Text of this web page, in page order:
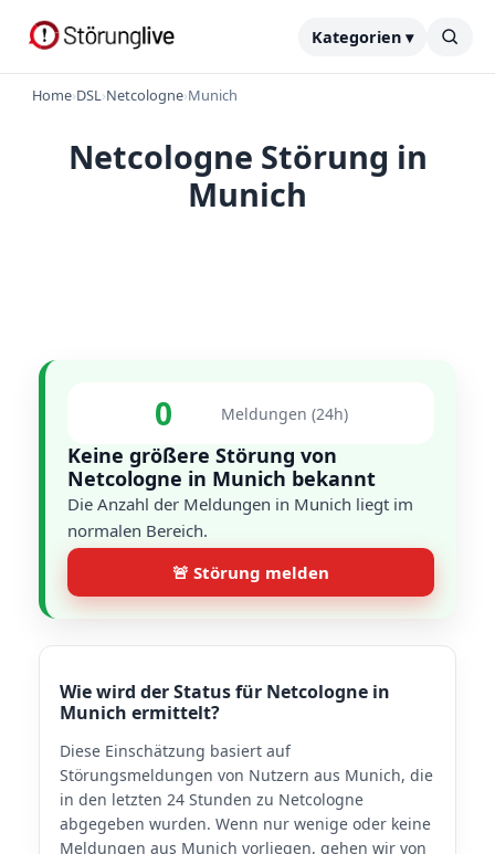
Kategorien ▾
Home›DSL›Netcologne›Munich
Netcologne Störung in
Munich
0 Meldungen (24h)
Keine größere Störung von
Netcologne in Munich bekannt
Die Anzahl der Meldungen in Munich liegt im
normalen Bereich.
🚨 Störung melden
Wie wird der Status für Netcologne in
Munich ermittelt?
Diese Einschätzung basiert auf
Störungsmeldungen von Nutzern aus Munich, die
in den letzten 24 Stunden zu Netcologne
abgegeben wurden. Wenn nur wenige oder keine
Meldungen aus Munich vorliegen, gehen wir von